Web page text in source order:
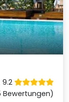
Bewertungen)